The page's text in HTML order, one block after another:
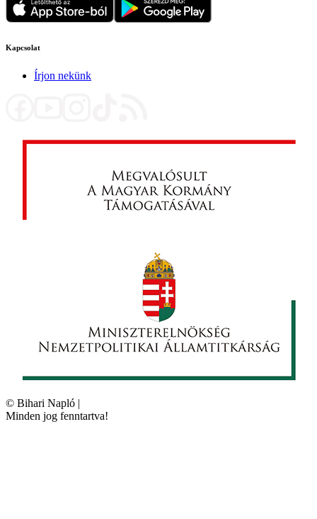
Kapcsolat
Írjon nekünk
© Bihari Napló |
Minden jog fenntartva!